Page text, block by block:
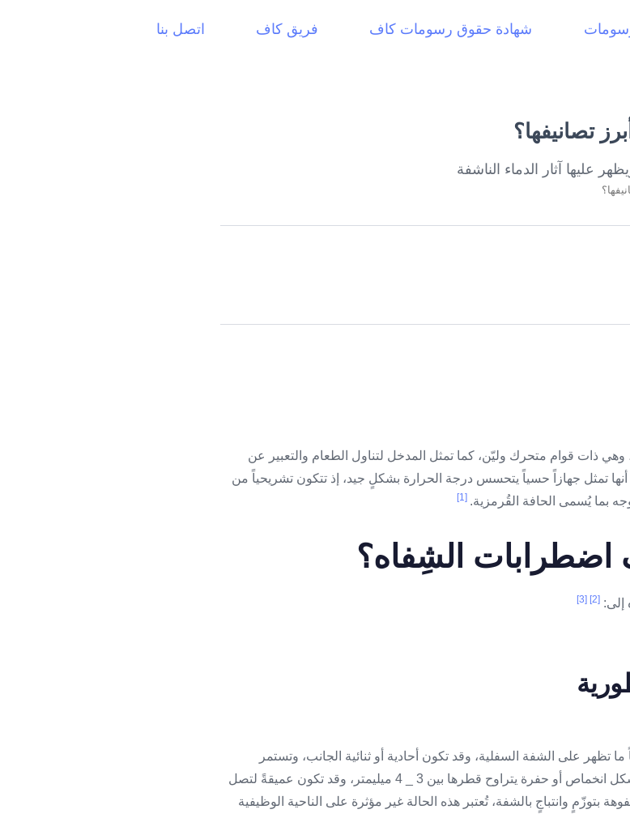
شهادة حقوق رسومات كاف فريق كاف اتصل بنا
تصانيفها؟
وهي ذات قوام متحرك وليّن، كما تمثل المدخل لتناول الطعام والتعبير عن
تمثل جهازاً حسياً يتحسس درجة الحرارة بشكلٍ جيد، إذ تتكون تشريحياً من
بما يُسمى الحافة القُرمزية. [1]
اضطرابات الشِفاه؟
إلى: [2]
[3]
تظهر على الشفة السفلية، وقد تكون أحادية أو ثنائية الجانب، وتستمر
بالتظاهر حتى مع التقدُّم بالعمر، تتظاهر على شكل انخماص أو حفرة يتراوح قطرها بين 3 _ 4 ميليمتر، وقد تكون عميقةً لتصل
بتوزّمٍ وانتباجٍ بالشفة، تُعتبر هذه الحالة غير مؤثرة على الناحية الوظيفية